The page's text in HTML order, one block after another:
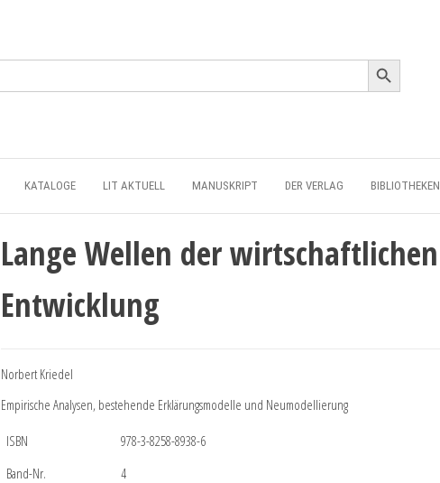
Search Button
KATALOGE LIT AKTUELL MANUSKRIPT DER VERLAG BIBLIOTHEKEN
Lange Wellen der wirtschaftlichen
Entwicklung
Norbert Kriedel
Empirische Analysen, bestehende Erklärungsmodelle und Neumodellierung
ISBN
978-3-8258-8938-6
Band-Nr.
4